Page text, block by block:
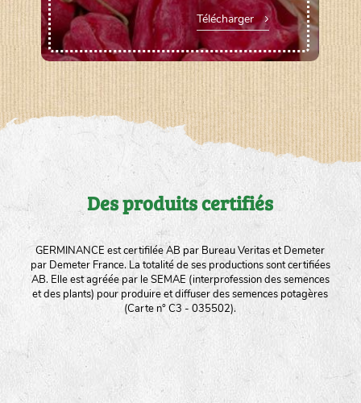
Télécharger
Des produits certifiés
GERMINANCE est certifilée AB par Bureau Veritas et Demeter
par Demeter France. La totalité de ses productions sont certifiées
AB. Elle est agréée par le SEMAE (interprofession des semences
et des plants) pour produire et diffuser des semences potagères
(Carte n° C3 - 035502).